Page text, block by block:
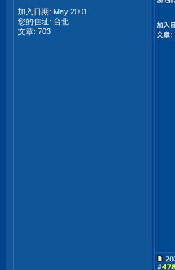
加入日期: May 2001
您的住址: 台北
文章: 703